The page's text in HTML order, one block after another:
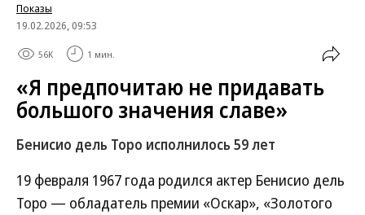
Показы
19.02.2026, 09:53
56K 1 мин.
«Я предпочитаю не придавать
большого значения славе»
Бенисио дель Торо исполнилось 59 лет
19 февраля 1967 года родился актер Бенисио дель
Торо — обладатель премии «Оскар», «Золотого